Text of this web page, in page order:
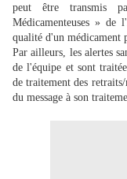
peut être transmis
Médicamenteuses »
qualité d'un médicament
Par ailleurs, les alertes
de l'équipe et sont
de traitement des
du message à son